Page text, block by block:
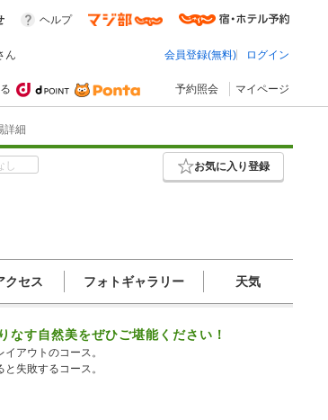
ヘルプ
ん 会員登録(無料) ログイン
予約照会 マイページ
詳細
し お気に入り登録
クセス フォトギャラリー 天気
す自然美をぜひご堪能ください！
アウトのコース。
失敗するコース。